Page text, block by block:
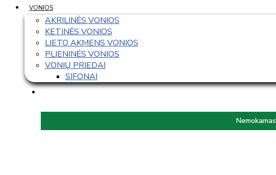
VONIOS
AKRILINĖS VONIOS
KETINĖS VONIOS
LIETO AKMENS VONIOS
PLIENINĖS VONIOS
VONIŲ PRIEDAI
SIFONAI